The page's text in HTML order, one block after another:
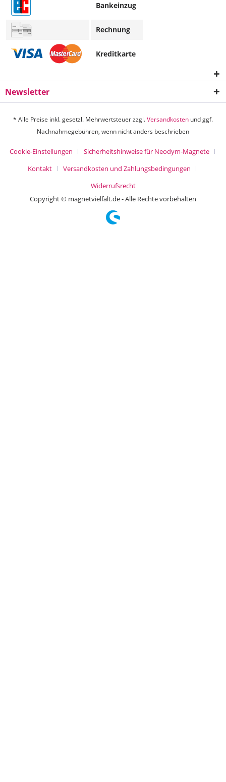
Bankeinzug
Rechnung
Kreditkarte
Newsletter
* Alle Preise inkl. gesetzl. Mehrwertsteuer zzgl.Versandkosten und ggf.
Nachnahmegebühren, wenn nicht anders beschrieben
Cookie-Einstellungen
Sicherheitshinweise für Neodym-Magnete
Kontakt
Versandkosten und Zahlungsbedingungen
Widerrufsrecht
Copyright © magnetvielfalt.de - Alle Rechte vorbehalten